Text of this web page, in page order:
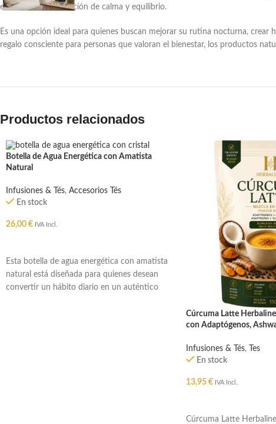
el día con una sensación de calma y equilibrio.
Es una opción ideal para quienes buscan mejorar su rutina nocturna,
regalo consciente para personas que valoran el bienestar, los productos
Productos relacionados
Botella de Agua Energética con Amatista
Natural
Infusiones & Tés, Accesorios Tés
En stock
26,00 € IVA Incl.
Esta botella de agua energética con amatista
natural está diseñada para quienes desean
convertir un hábito diario en un auténtico
Cúrcuma Latte
con Adaptógenos,
Infusiones & Tés,
Tes
En stock
13,95 € IVA Incl.
Cúrcuma Latte